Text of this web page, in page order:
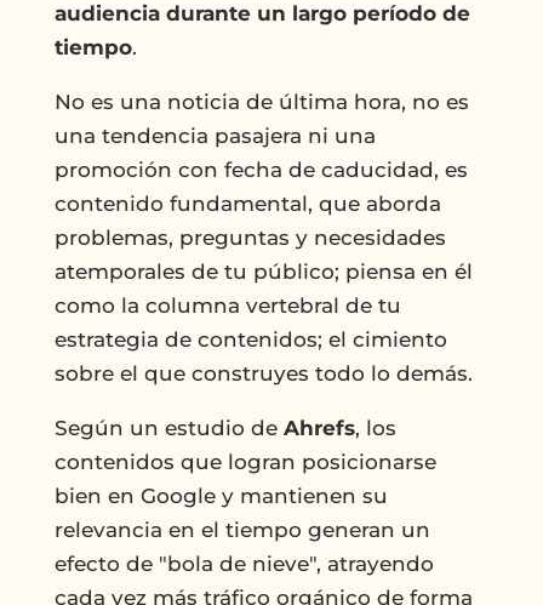
audiencia durante un largo período de
tiempo.
No es una noticia de última hora, no es
una tendencia pasajera ni una
promoción con fecha de caducidad, es
contenido fundamental, que aborda
problemas, preguntas y necesidades
atemporales de tu público; piensa en él
como la columna vertebral de tu
estrategia de contenidos; el cimiento
sobre el que construyes todo lo demás.
Según un estudio de Ahrefs, los
contenidos que logran posicionarse
bien en Google y mantienen su
relevancia en el tiempo generan un
efecto de "bola de nieve", atrayendo
cada vez más tráfico orgánico de forma